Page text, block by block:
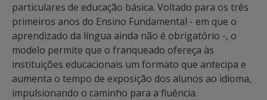
particulares de educação básica. Voltado para os três
primeiros anos do Ensino Fundamental - em que o
aprendizado da língua ainda não é obrigatório -, o
modelo permite que o franqueado ofereça às
instituições educacionais um formato que antecipa e
aumenta o tempo de exposição dos alunos ao idioma,
impulsionando o caminho para a fluência.